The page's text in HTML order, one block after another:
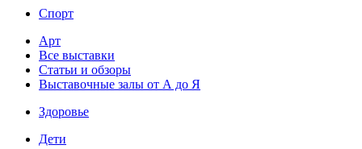
Спорт
Арт
Все выставки
Статьи и обзоры
Выставочные залы от А до Я
Здоровье
Дети